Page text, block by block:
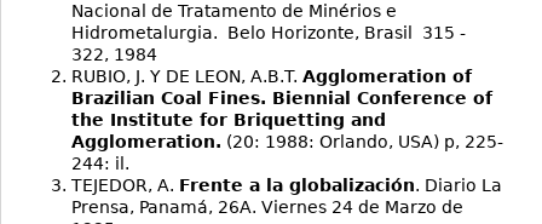
Nacional de Tratamento de Minérios e
Hidrometalurgia. Belo Horizonte, Brasil 315 -
322, 1984
RUBIO, J. Y DE LEON, A.B.T. Agglomeration of
Brazilian Coal Fines. Biennial Conference of
the Institute for Briquetting and
Agglomeration. (20: 1988: Orlando, USA) p, 225-
244: il.
TEJEDOR, A. Frente a la globalización. Diario La
Prensa, Panamá, 26A. Viernes 24 de Marzo de